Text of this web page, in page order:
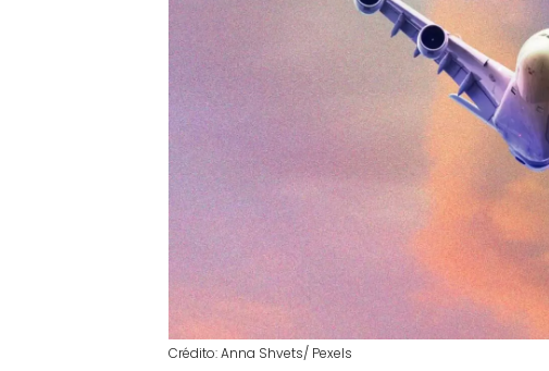
Crédito: Anna Shvets/ Pexels